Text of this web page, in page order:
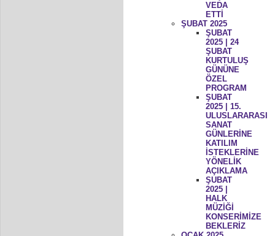
VEDA
ETTİ
ŞUBAT 2025
ŞUBAT
2025 | 24
ŞUBAT
KURTULUŞ
GÜNÜNE
ÖZEL
PROGRAM
ŞUBAT
2025 | 15.
ULUSLARARASI
SANAT
GÜNLERİNE
KATILIM
İSTEKLERİNE
YÖNELİK
AÇIKLAMA
ŞUBAT
2025 |
HALK
MÜZİĞİ
KONSERİMİZE
BEKLERİZ